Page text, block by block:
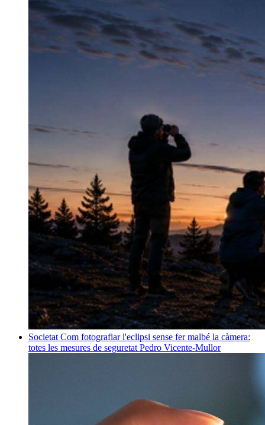
Societat Com fotografiar l'eclipsi sense fer malbé la càmera:
totes les mesures de seguretat Pedro Vicente-Mullor